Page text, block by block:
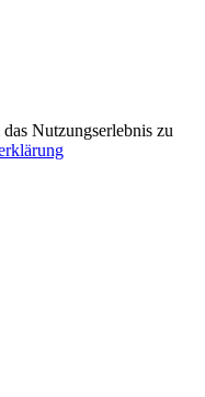
Nutzungserlebnis zu